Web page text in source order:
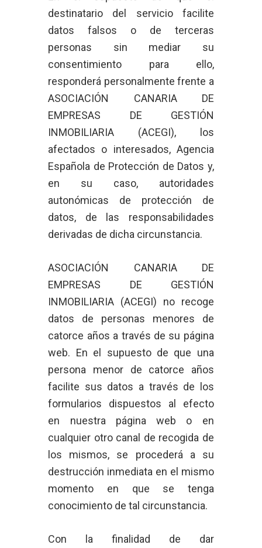
destinatario del servicio facilite
datos falsos o de terceras
personas sin mediar su
consentimiento para ello,
responderá personalmente frente a
ASOCIACIÓN CANARIA DE
EMPRESAS DE GESTIÓN
INMOBILIARIA (ACEGI), los
afectados o interesados, Agencia
Española de Protección de Datos y,
en su caso, autoridades
autonómicas de protección de
datos, de las responsabilidades
derivadas de dicha circunstancia.
ASOCIACIÓN CANARIA DE
EMPRESAS DE GESTIÓN
INMOBILIARIA (ACEGI) no recoge
datos de personas menores de
catorce años a través de su página
web. En el supuesto de que una
persona menor de catorce años
facilite sus datos a través de los
formularios dispuestos al efecto
en nuestra página web o en
cualquier otro canal de recogida de
los mismos, se procederá a su
destrucción inmediata en el mismo
momento en que se tenga
conocimiento de tal circunstancia.
Con la finalidad de dar